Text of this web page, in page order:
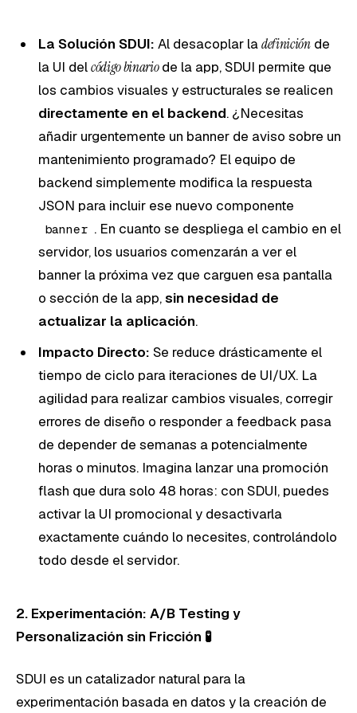
La Solución SDUI: Al desacoplar ladefiniciónde
la UI delcódigo binariode la app, SDUI permite que
los cambios visuales y estructurales se realicen
directamente en el backend. ¿Necesitas
añadir urgentemente un banner de aviso sobre un
mantenimiento programado? El equipo de
backend simplemente modifica la respuesta
JSON para incluir ese nuevo componente
banner . En cuanto se despliega el cambio en el
servidor, los usuarios comenzarán a ver el
banner la próxima vez que carguen esa pantalla
o sección de la app,sin necesidad de
actualizar la aplicación.
Impacto Directo: Se reduce drásticamente el
tiempo de ciclo para iteraciones de UI/UX. La
agilidad para realizar cambios visuales, corregir
errores de diseño o responder a feedback pasa
de depender de semanas a potencialmente
horas o minutos. Imagina lanzar una promoción
flash que dura solo 48 horas: con SDUI, puedes
activar la UI promocional y desactivarla
exactamente cuándo lo necesites, controlándolo
todo desde el servidor.
2. Experimentación: A/B Testing y
Personalización sin Fricción 🧪
SDUI es un catalizador natural para la
experimentación basada en datos y la creación de